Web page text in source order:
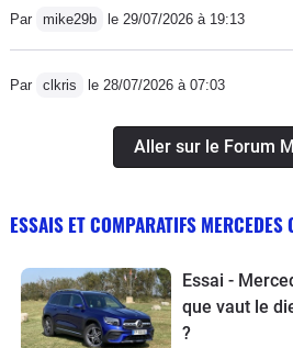
Par mike29b le 29/07/2026 à 19:13
Par clkris le 28/07/2026 à 07:03
Aller sur le Forum
ESSAIS ET COMPARATIFS MERCEDES
Essai -
que vaut le
?